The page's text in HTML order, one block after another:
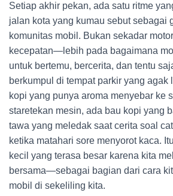
Setiap akhir pekan, ada satu ritme
jalan kota yang kumau sebut sebagai
komunitas mobil. Bukan sekadar
kecepatan—lebih pada bagaimana
untuk bertemu, bercerita, dan tentu
berkumpul di tempat parkir yang agak
kopi yang punya aroma menyebar ke
staretekan mesin, ada bau kopi yang
tawa yang meledak saat cerita soal
ketika matahari sore menyorot kaca.
kecil yang terasa besar karena kita
bersama—sebagai bagian dari cara
mobil di sekeliling kita.